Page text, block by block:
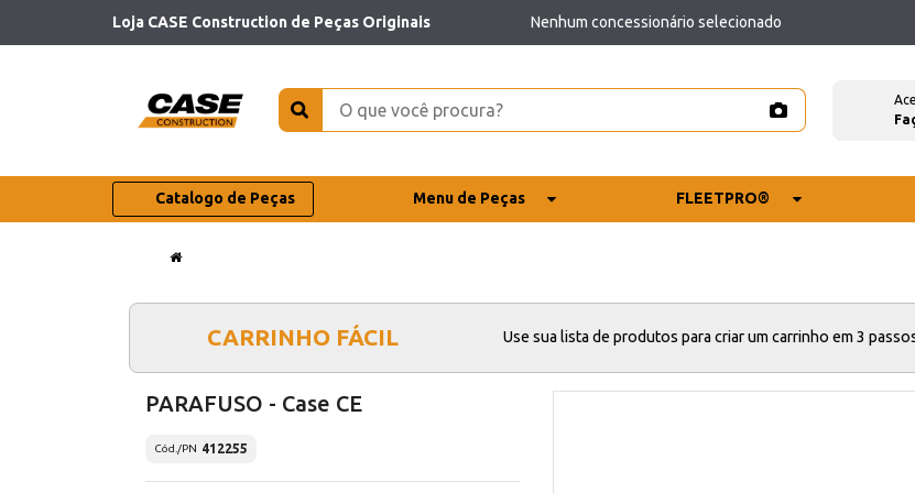
Loja CASE Construction de Peças Originais Nenhum concessionário selecionado
Catalogo de Peças Menu de Peças FLEETPRO®
CARRINHO FÁCIL Use sua lista de produtos para criar um carrinho em 3
PARAFUSO - Case CE
Cód./PN 412255